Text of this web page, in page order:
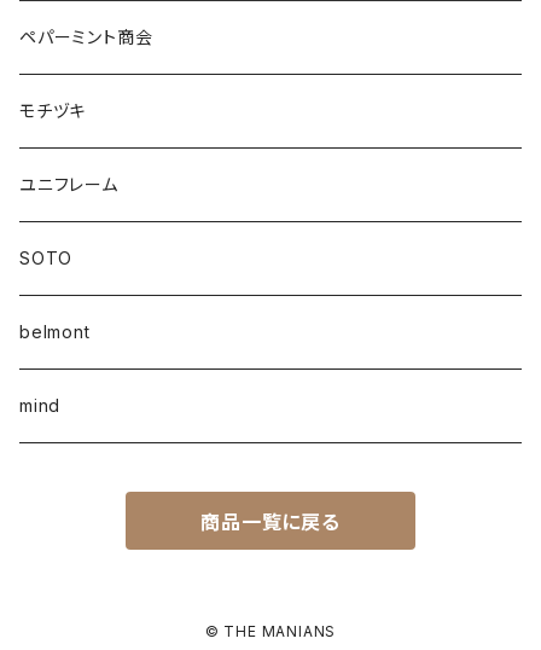
ペパーミント商会
モチヅキ
ユニフレーム
SOTO
belmont
mind
商品一覧に戻る
© THE MANIANS